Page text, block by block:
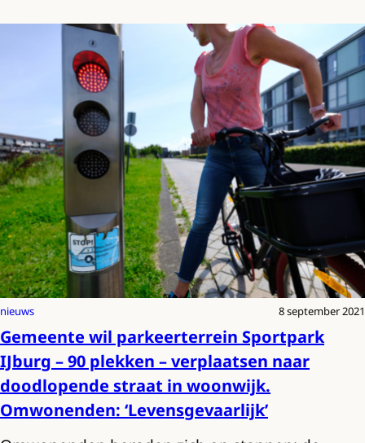
nieuws 8 september 2021
Gemeente wil parkeerterrein Sportpark
IJburg – 90 plekken – verplaatsen naar
doodlopende straat in woonwijk.
Omwonenden: ‘Levensgevaarlijk’